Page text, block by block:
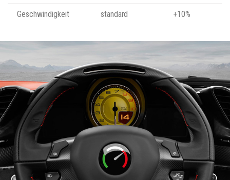
Geschwindigkeit standard +10%